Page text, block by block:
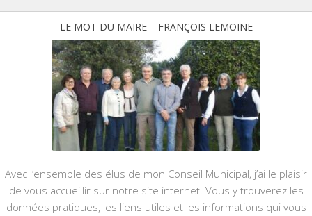
LE MOT DU MAIRE – FRANÇOIS LEMOINE
Avec l’ensemble des élus de mon Conseil Municipal, j’ai le plaisir
de vous accueillir sur notre site internet. Vous y trouverez les
données pratiques, les liens utiles et les informations qui vous